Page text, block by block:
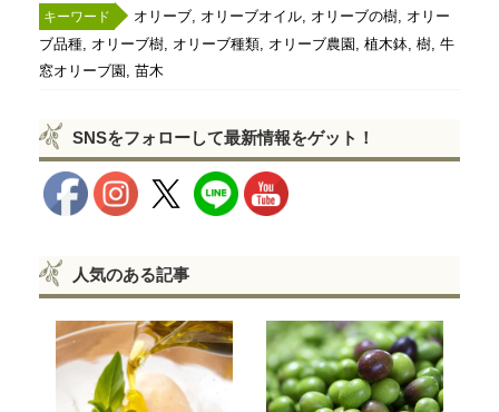
オリーブ オリーブオイル オリーブの樹 オリー
ブ品種 オリーブ樹 オリーブ種類 オリーブ農園 植木鉢 樹 牛
窓オリーブ園
苗木
SNSをフォローして最新情報をゲット！
人気のある記事